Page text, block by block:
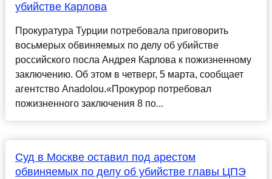
убийстве Карлова
Прокуратура Турции потребовала приговорить
восьмерых обвиняемых по делу об убийстве
российского посла Андрея Карлова к пожизненному
заключению. Об этом в четверг, 5 марта, сообщает
агентство Anadolou.«Прокурор потребовал
пожизненного заключения 8 по...
Суд в Москве оставил под арестом
обвиняемых по делу об убийстве главы ЦПЭ